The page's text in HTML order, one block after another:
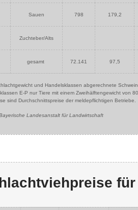
Sauen 798 179,2
Zuchteber/Alts
gesamt 72.141 97,5
und Handelsklassen abgerechnete
E-P nur Tiere mit einem Zweihälftengewicht von
sind Durchschnittspreise der meldepflichtigen Betriebe.
Landesanstalt für Landwirtschaft